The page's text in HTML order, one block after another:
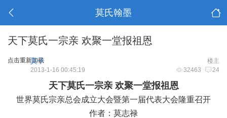
莫氏翰墨
天下莫氏一宗亲 欢聚一堂报祖恩
点击重新加载 楼主
莫子
32463 24
2013-1-16 00:45:19
天下莫氏一宗亲 欢聚一堂报祖恩
世界莫氏宗亲总会成立大会暨第一届代表大会隆重召开
作者：莫志禄